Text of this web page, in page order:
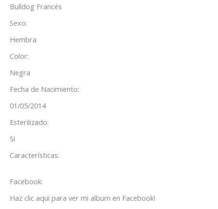
Bulldog Francés
Sexo:
Hembra
Color:
Negra
Fecha de Nacimiento:
01/05/2014
Esterilizado:
Si
Características:
Facebook:
Haz clic aqui para ver mi album en Facebook!